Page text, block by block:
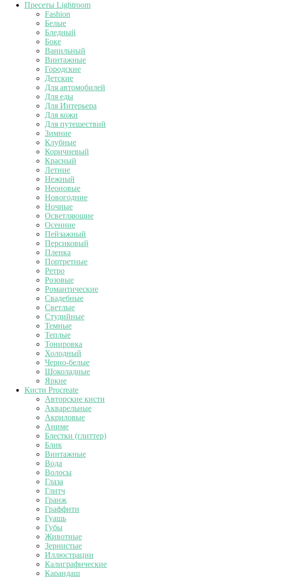
Пресеты Lightroom
Fashion
Белые
Бледный
Боке
Ванильный
Винтажные
Городские
Детские
Для автомобилей
Для еды
Для Интерьера
Для кожи
Для путешествий
Зимние
Клубные
Коричневый
Красный
Летние
Нежный
Неоновые
Новогодние
Ночные
Осветляющие
Осенние
Пейзажный
Персиковый
Пленка
Портретные
Ретро
Розовые
Романтические
Свадебные
Светлые
Студийные
Темные
Теплые
Тонировка
Холодный
Черно-белые
Шоколадные
Яркие
Кисти Procreate
Авторские кисти
Акварельные
Акриловые
Аниме
Блестки (глиттер)
Блик
Винтажные
Вода
Волосы
Глаза
Глитч
Гранж
Граффити
Гуашь
Губы
Животные
Зернистые
Иллюстрации
Калиграфические
Карандаш